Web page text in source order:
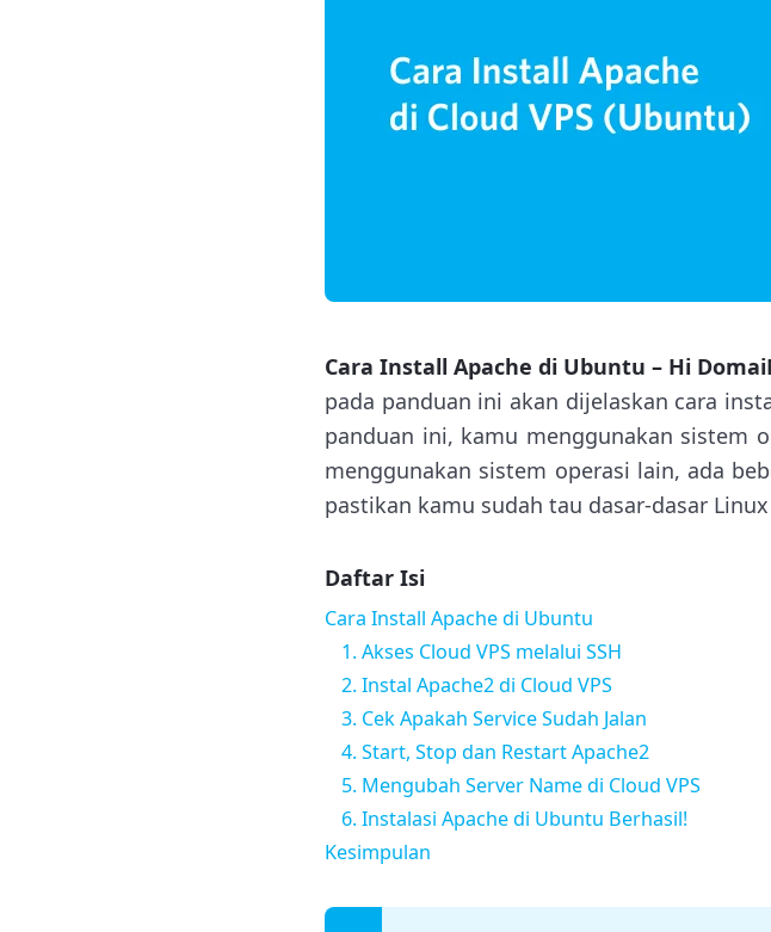
Cara Install Apache di Ubuntu – Hi
pada panduan ini akan dijelaskan cara
panduan ini, kamu menggunakan sistem
menggunakan sistem operasi lain, ada
pastikan kamu sudah tau dasar-dasar
Daftar Isi
Cara Install Apache di Ubuntu
1. Akses Cloud VPS melalui SSH
2. Instal Apache2 di Cloud VPS
3. Cek Apakah Service Sudah Jalan
4. Start, Stop dan Restart Apache2
5. Mengubah Server Name di Cloud VPS
6. Instalasi Apache di Ubuntu Berhasil!
Kesimpulan